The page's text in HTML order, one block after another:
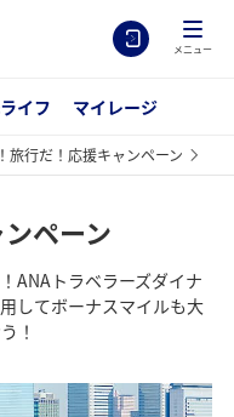
メニュー
イフ マイレージ
旅行だ！応援キャンペーン
ペーン
ANAトラベラーズダイナ
してボーナスマイルも大
！